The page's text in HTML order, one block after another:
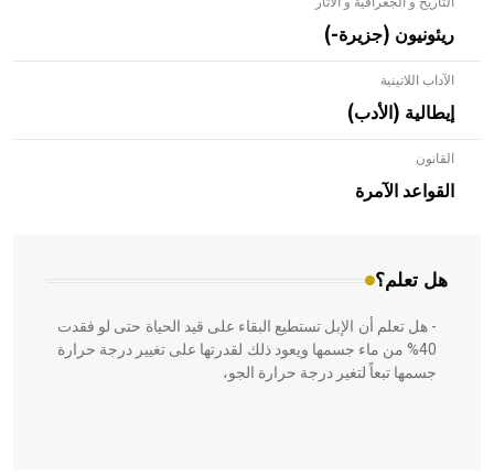
ريئونيون (جزيرة-)
الآداب اللاتينية
إيطالية (الأدب)
القانون
القواعد الآمرة
هل تعلم؟
- هل تعلم أن الأبلق نوع من الفنون الهندسية التي ارتبطت
بالعمارة الإسلامية في بلاد الشام ومصر خاصة، حيث يحرص
المعمار على بناء مداميكه وخاصة في الواجهات
- هل تعلم أن الإبل تستطيع البقاء على قيد الحياة حتى لو فقدت
40% من ماء جسمها ويعود ذلك لقدرتها على تغيير درجة حرارة
جسمها تبعاً لتغير درجة حرارة الجو،